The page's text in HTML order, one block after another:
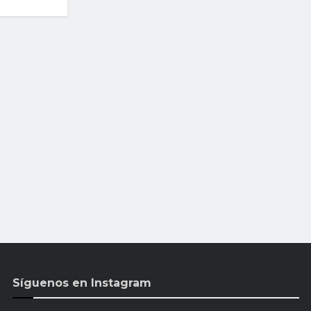
Síguenos en Instagram